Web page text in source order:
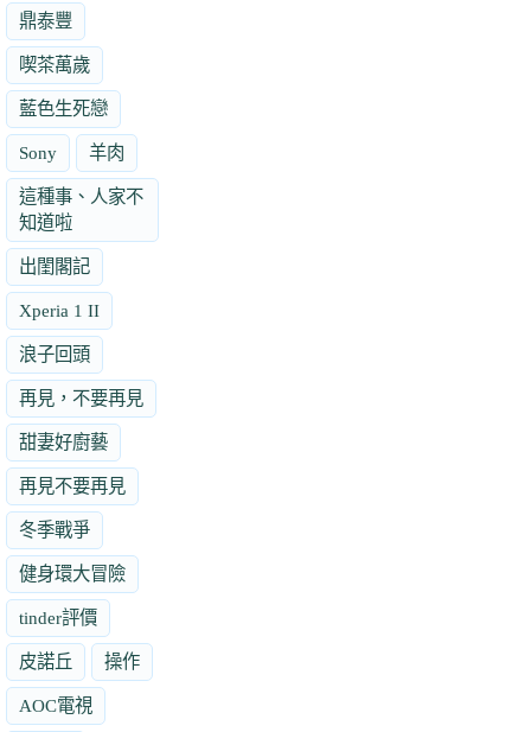
鼎泰豐
喫茶萬歲
藍色生死戀
Sony 羊肉
這種事、人家不
知道啦
出閨閣記
Xperia 1 II
浪子回頭
再見，不要再見
甜妻好廚藝
再見不要再見
冬季戰爭
健身環大冒險
tinder評價
皮諾丘 操作
AOC電視